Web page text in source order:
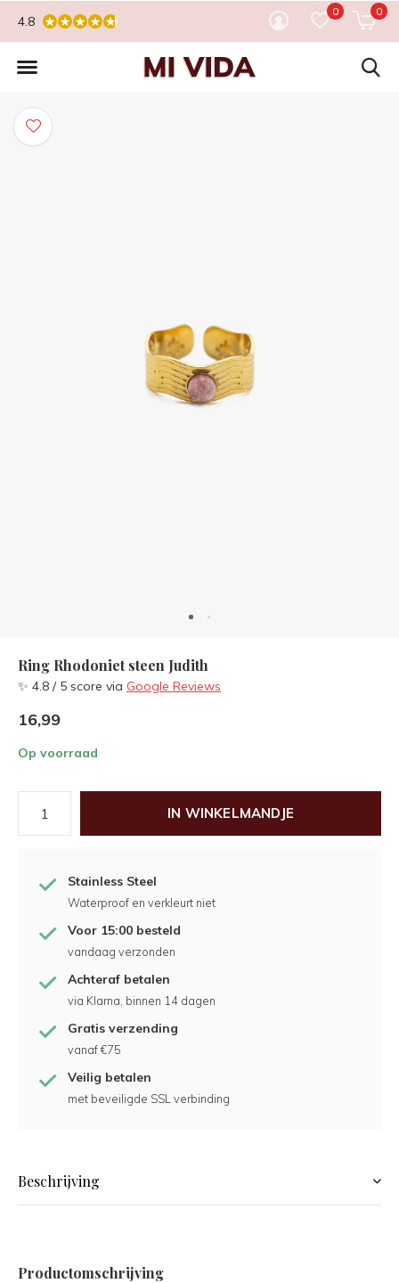
0 0
4.8
Ring Rhodoniet steen Judith
✨ 4.8 / 5 score via Google Reviews
16,99
Op voorraad
IN WINKELMANDJE
Stainless Steel
Waterproof en verkleurt niet
Voor 15:00 besteld
vandaag verzonden
Achteraf betalen
via Klarna, binnen 14 dagen
Gratis verzending
vanaf €75
Veilig betalen
met beveiligde SSL verbinding
Beschrijving
Productomschrijving